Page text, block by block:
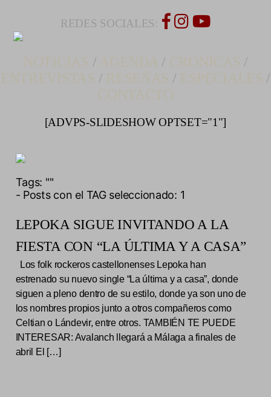
REDES SOCIALES:
/ /
/
/ /
/
[ADVPS-SLIDESHOW OPTSET="1"]
Tags: ""
- Posts con el TAG seleccionado: 1
LEPOKA SIGUE INVITANDO A LA
FIESTA CON “LA ÚLTIMA Y A CASA”
Los folk rockeros castellonenses Lepoka han
estrenado su nuevo single “La última y a casa”, donde
siguen a pleno dentro de su estilo, donde ya son uno de
los nombres propios junto a otros compañeros como
Celtian o Lándevir, entre otros. TAMBIÉN TE PUEDE
INTERESAR: Avalanch llegará a Málaga a finales de
abril El […]